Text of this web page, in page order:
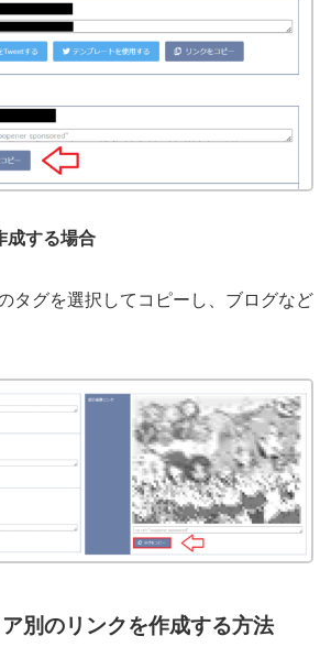
成する場合
タグを選択してコピーし、ブログなど
別のリンクを作成する方法